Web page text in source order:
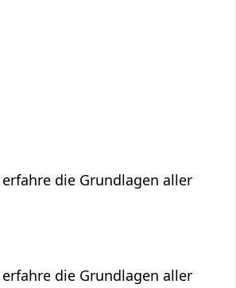
die Grundlagen aller
die Grundlagen aller